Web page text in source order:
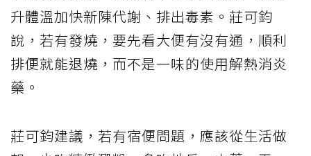
升體溫加快新陳代謝、排出毒素。莊可鈞
說，若有發燒，要先看大便有沒有通，順利
排便就能退燒，而不是一味的使用解熱消炎
藥。
莊可鈞建議，若有宿便問題，應該從生活做